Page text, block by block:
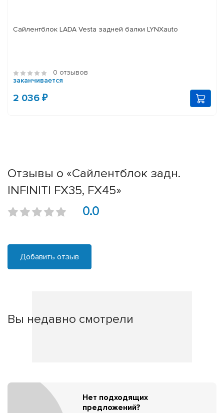
Сайлентблок LADA Vesta задней балки LYNXauto
0 отзывов
заканчивается
2 036 ₽
Отзывы о «Сайлентблок задн.
INFINITI FX35, FX45»
0.0
Добавить отзыв
Вы недавно смотрели
Нет подходящих
предложений?